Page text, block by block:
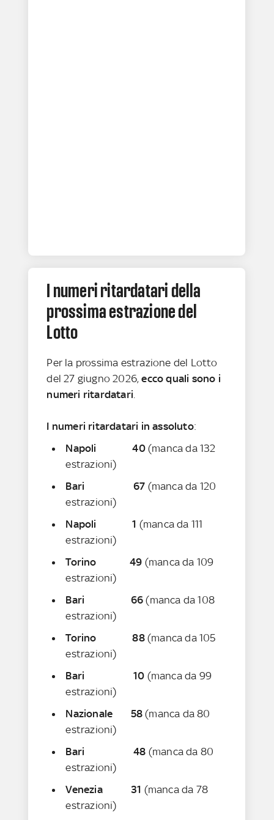
I numeri ritardatari della
prossima estrazione del
Lotto
Per la prossima estrazione del Lotto
del 27 giugno 2026,ecco quali sono i
numeri ritardatari
I numeri ritardatari in assoluto:
Napoli 40(manca da 132
estrazioni)
Bari 67 (manca da 120
estrazioni)
Napoli 1 (manca da 111
estrazioni)
Torino 49 (manca da 109
estrazioni)
Bari 66(manca da 108
estrazioni)
Torino 88(manca da 105
estrazioni)
Bari 10 (manca da 99
estrazioni)
Nazionale 58(manca da 80
estrazioni)
Bari
48 (manca da 80
estrazioni)
Venezia 31 (manca da 78
estrazioni)